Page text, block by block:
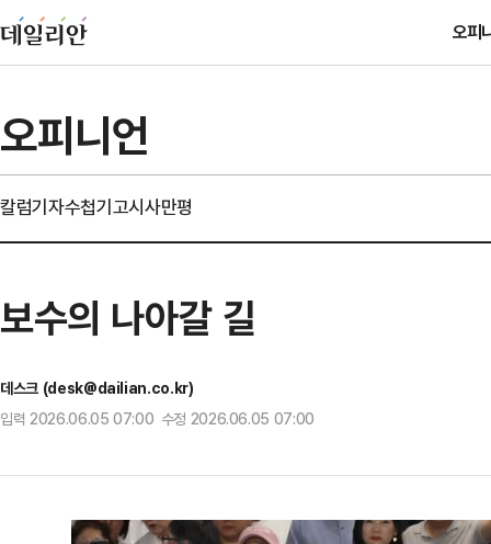
오피
오피니언
칼럼기자수첩기고시사만평
보수의 나아갈 길
데스크 (desk@dailian.co.kr)
입력 2026.06.05 07:00 수정 2026.06.05 07:00